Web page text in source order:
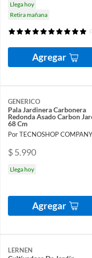
Llega hoy
Retira mañana
Agregar
GENERICO
Pala Jardinera Carbonera
Redonda Asado Carbon
68 Cm
$ 5.990
Llega hoy
Agregar
LERNEN